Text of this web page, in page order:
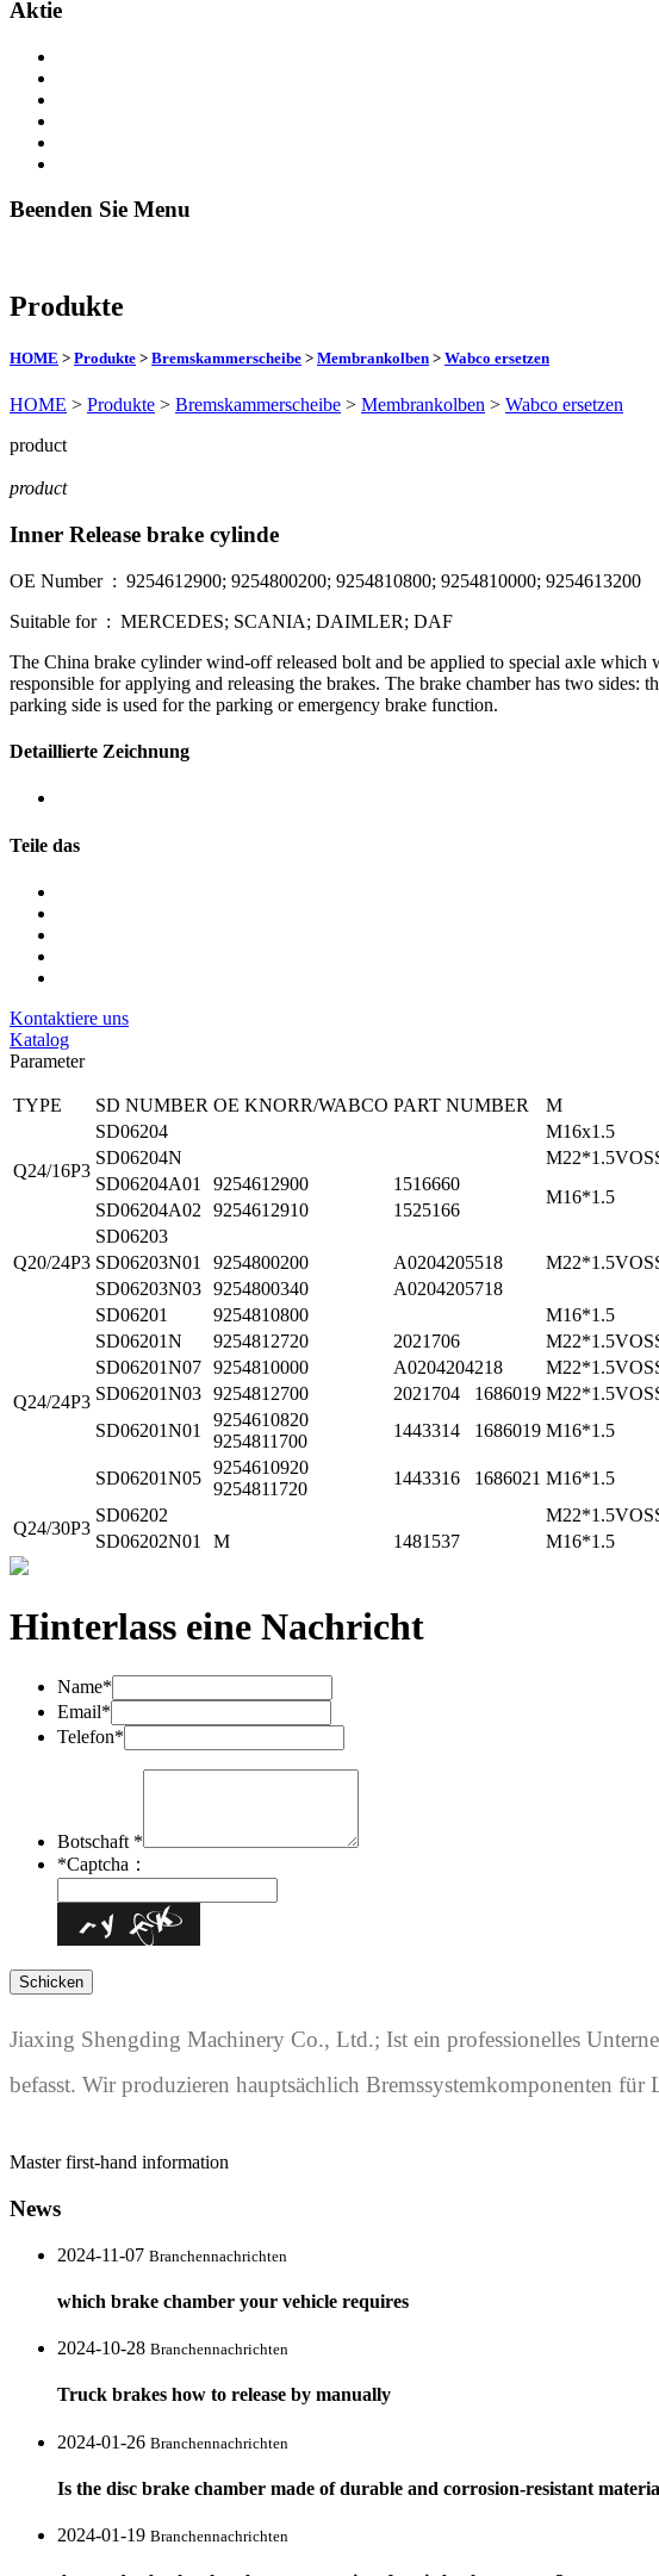
Aktie
Beenden Sie Menu
Produkte
HOME > Produkte > Bremskammerscheibe > Membrankolben > Wabco ersetzen
HOME > Produkte > Bremskammerscheibe > Membrankolben > Wabco ersetzen
product
product
Inner Release brake cylinde
OE Number : 9254612900; 9254800200; 9254810800; 9254810000; 9254613200
Suitable for : MERCEDES; SCANIA; DAIMLER; DAF
The China brake cylinder wind-off released bolt and be applied to special axle
responsible for applying and releasing the brakes. The brake chamber has two
parking side is used for the parking or emergency brake function.
Detaillierte Zeichnung
Teile das
Kontaktiere uns
Katalog
Parameter
TYPE SD NUMBER OE KNORR/WABCO PART NUMBER M
Q24/16P3
SD06204 M16x1.5
SD06204N
SD06204A01
9254612900 1516660
M16*1.5
SD06204A02 9254612910 1525166
Q20/24P3
SD06203
SD06203N01 9254800200 A0204205518
SD06203N03 9254800340 A0204205718
Q24/24P3
SD06201 9254810800 M16*1.5
SD06201N
9254812720 2021706
SD06201N07 9254810000 A0204204218
SD06201N03 9254812700 2021704 1686019
SD06201N01
9254610820
9254811700
1443314 1686019 M16*1.5
SD06201N05
9254610920
9254811720
1443316 1686021 M16*1.5
Q24/30P3
SD06202
SD06202N01 M 1481537 M16*1.5
Hinterlass eine Nachricht
Name*
Email*
Telefon*
Botschaft *
*Captcha：
Jiaxing Shengding Machinery Co., Ltd.; Ist ein professionelles
befasst. Wir produzieren hauptsächlich Bremssystemkomponenten
Master first-hand information
News
2024-11-07 Branchennachrichten
which brake chamber your vehicle requires
2024-10-28 Branchennachrichten
Truck brakes how to release by manually
2024-01-26 Branchennachrichten
Is the disc brake chamber made of durable and corrosion-resistant
2024-01-19 Branchennachrichten